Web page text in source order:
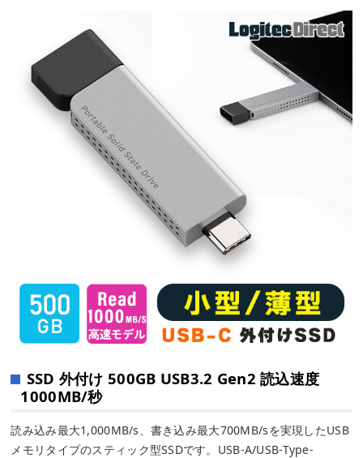
SSD 外付け 500GB USB3.2 Gen2 読込速度
1000MB/秒
読み込み最大1,000MB/s、書き込み最大700MB/sを実現したUSB
メモリタイプのスティック型SSDです。USB-A/USB-Type-